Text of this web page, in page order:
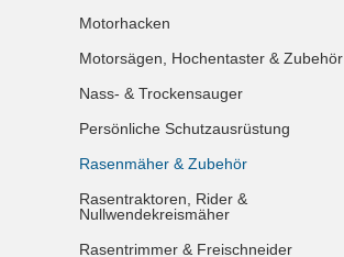
Motorhacken
Motorsägen, Hochentaster & Zubehör
Nass- & Trockensauger
Persönliche Schutzausrüstung
Rasenmäher & Zubehör
Rasentraktoren, Rider &
Nullwendekreismäher
Rasentrimmer & Freischneider